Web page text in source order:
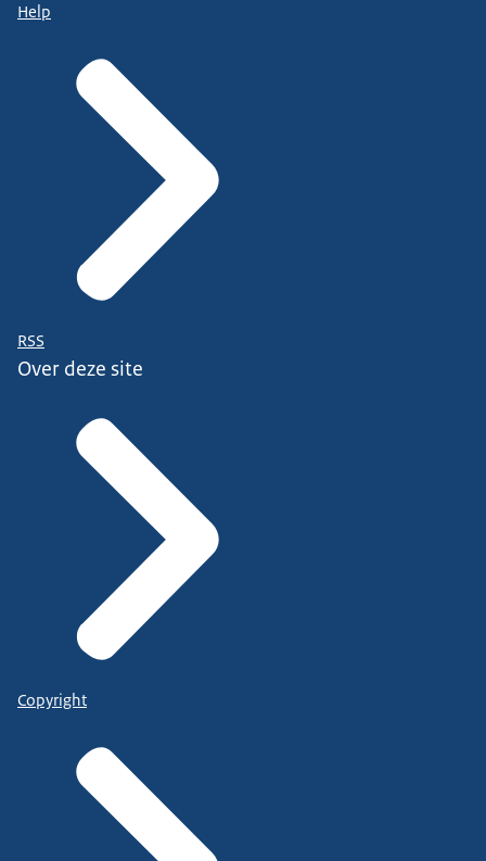
Help
RSS
Over deze site
Copyright